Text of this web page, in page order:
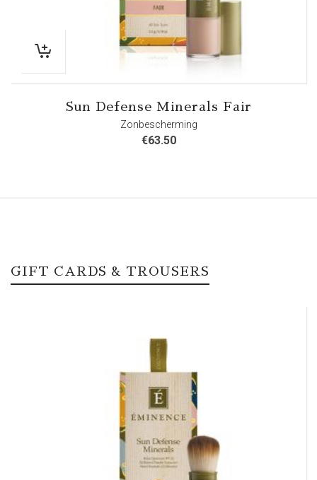
Sun Defense Minerals Fair
Zonbescherming
€63.50
GIFT CARDS & TROUSERS